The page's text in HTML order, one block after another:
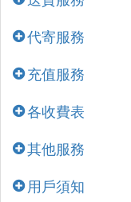
代寄服務
充值服務
各收費表
其他服務
用戶須知